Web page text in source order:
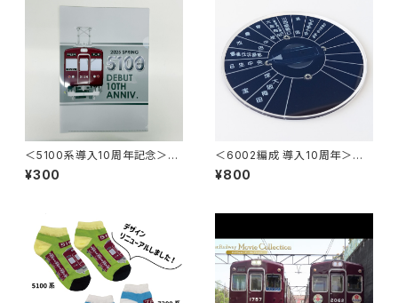
＜5100系導入10周年記念＞ク
リアファイル（イラストver.）
¥300
＜6002編成 導入10周年＞方
向幕指令器（ダイヤル型）アクリ
ルコースター【行先】
¥800